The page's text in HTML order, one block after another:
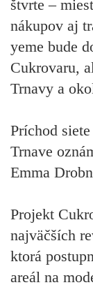
štvrte –
nákupov aj
yeme bude
Cukrovaru,
Trnavy a
Príchod
Trnave
Emma
Projekt
najväčších
ktorá
areál na